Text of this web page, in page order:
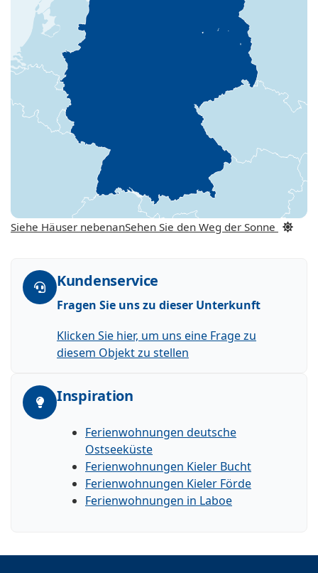
Siehe Häuser nebenanSehen Sie den Weg der Sonne
Kundenservice
Fragen Sie uns zu dieser Unterkunft
Klicken Sie hier, um uns eine Frage zu
diesem Objekt zu stellen
Inspiration
Ferienwohnungen deutsche
Ostseeküste
Ferienwohnungen Kieler Bucht
Ferienwohnungen Kieler Förde
Ferienwohnungen in Laboe